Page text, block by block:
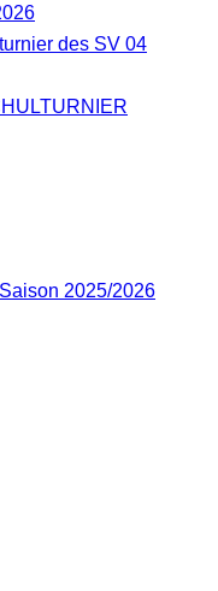
des SV 04
2025/2026